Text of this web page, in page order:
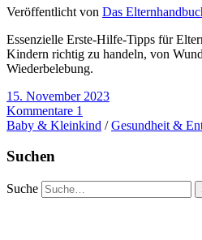
Veröffentlicht von Das
Essenzielle Erste-Hilfe-Tipps für
Kindern richtig zu handeln, von
Wiederbelebung.
15. November 2023
Kommentare 1
Baby & Kleinkind /Gesundheit &
Suchen
Suche